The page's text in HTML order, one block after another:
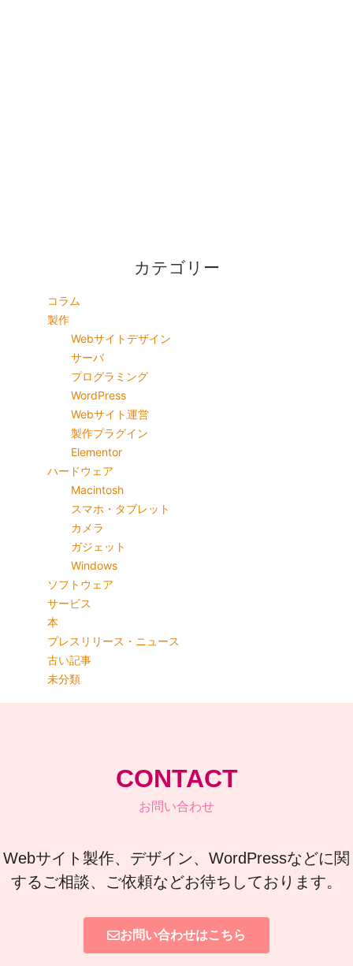
カテゴリー
コラム
製作
Webサイトデザイン
サーバ
プログラミング
WordPress
Webサイト運営
製作プラグイン
Elementor
ハードウェア
Macintosh
スマホ・タブレット
カメラ
ガジェット
Windows
ソフトウェア
サービス
本
プレスリリース・ニュース
古い記事
未分類
CONTACT
お問い合わせ
Webサイト製作、デザイン、WordPressなどに関
するご相談、ご依頼などお待ちしております。
お問い合わせはこちら